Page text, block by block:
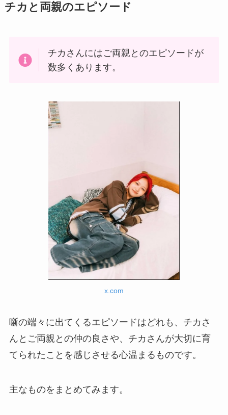
チカと両親のエピソード
チカさんにはご両親とのエピソードが
数多くあります。
x.com
噺の端々に出てくるエピソードはどれも、チカさ
んとご両親との仲の良さや、チカさんが大切に育
てられたことを感じさせる心温まるものです。
主なものをまとめてみます。